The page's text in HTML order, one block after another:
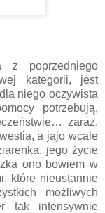
z poprzedniego
kategorii, jest
niego oczywista
potrzebują,
zaraz,
a jajo wcale
jego życie
ono bowiem w
które nieustannie
możliwych
tak intensywnie